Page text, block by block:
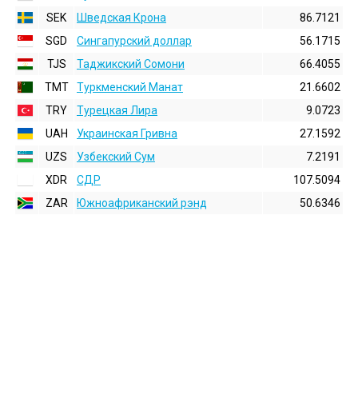
SEK
Шведская Крона
86.7121
SGD
Сингапурский доллар
56.1715
TJS
Таджикский Сомони
66.4055
TMT
Туркменский Манат
21.6602
TRY
Турецкая Лира
9.0723
UAH
Украинская Гривна
27.1592
UZS
Узбекский Сум
7.2191
XDR
СДР
107.5094
ZAR
Южноафриканский рэнд 50.6346